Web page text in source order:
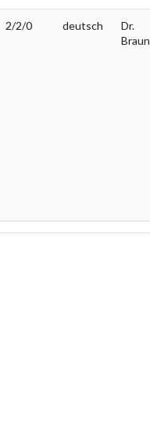
2/2/0 deutsch
Dr.
Braun